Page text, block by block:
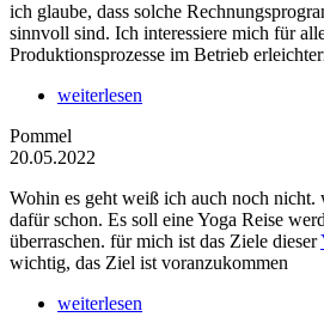
ich glaube, dass solche
sinnvoll sind. Ich interessiere mich für
Produktionsprozesse im Betrieb
weiterlesen
Pommel
20.05.2022
Wohin es geht weiß ich auch noch nicht.
dafür schon. Es soll eine Yoga Reise
überraschen. für mich ist das Ziele dieser
wichtig, das Ziel ist voranzukommen
weiterlesen